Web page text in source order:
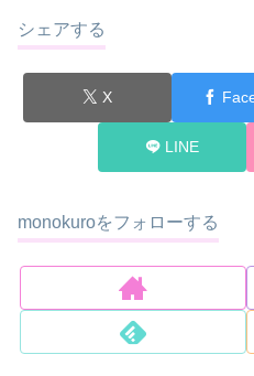
シェアする
X
LINE
monokuroをフォローする